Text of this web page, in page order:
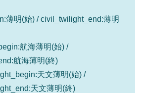
薄明(始) / civil_twilight_end:薄明
航海薄明(始) /
航海薄明(終)
天文薄明(始) /
天文薄明(終)